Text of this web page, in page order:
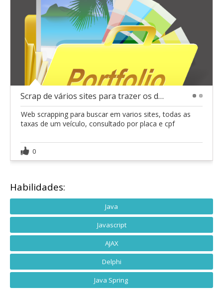
Scrap de vários sites para trazer os dados da plac
Web scrapping para buscar em varios sites, todas as
taxas de um veículo, consultado por placa e cpf
0
Habilidades:
Java
Javascript
AJAX
Delphi
Java Spring